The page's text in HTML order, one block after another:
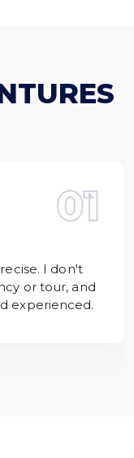
I don't
or tour, and
experienced.
01